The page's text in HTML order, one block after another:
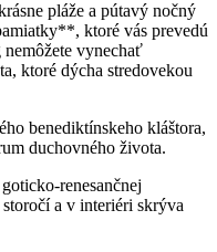
pláže a pútavý nočný
ktoré vás prevedú
nemôžete vynechať
ktoré dýcha stredovekou
benediktínskeho kláštora,
duchovného života.
renesančnej⁣
a​ v interiéri skrýva